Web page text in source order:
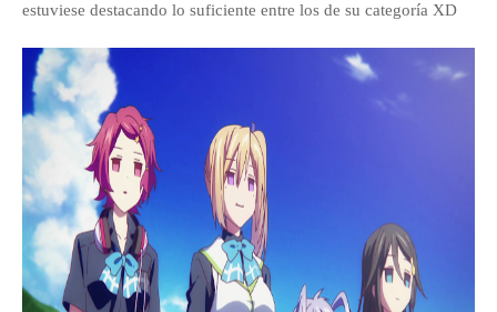
estuviese destacando lo suficiente entre los de su categoría XD